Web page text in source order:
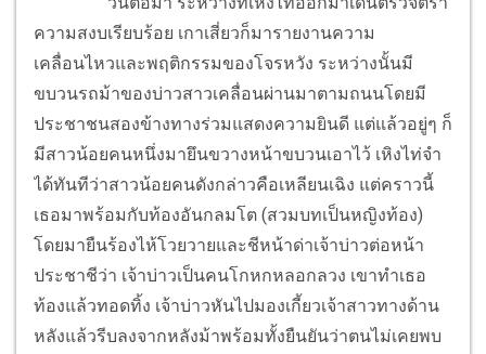
ความสงบเรียบร้อย เกาเสี่ยวก็มารายงานความ
เคลื่อนไหวและพฤติกรรมของโจรหวัง ระหว่างนั้นมี
ขบวนรถม้าของบ่าวสาวเคลื่อนผ่านมาตามถนนโดยมี
ประชาชนสองข้างทางร่วมแสดงความยินดี แต่แล้วอยู่ๆ ก็
มีสาวน้อยคนหนึ่งมายึนขวางหน้าขบวนเอาไว้ เหิงไท่จำ
ได้ทันทีว่าสาวน้อยคนดังกล่าวคือเหลียนเฉิง แต่คราวนี้
เธอมาพร้อมกับท้องอันกลมโต (สวมบทเป็นหญิงท้อง)
โดยมายืนร้องไห้โวยวายและชีหน้าด่าเจ้าบ่าวต่อหน้า
ประชาชีว่า เจ้าบ่าวเป็นคนโกหกหลอกลวง เขาทำเธอ
ท้องแล้วทอดทิ้ง เจ้าบ่าวหันไปมองเกี้ยวเจ้าสาวทางด้าน
หลังแล้วรีบลงจากหลังม้าพร้อมทั้งยืนยันว่าตนไม่เคยพบ